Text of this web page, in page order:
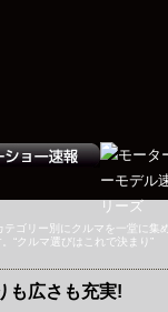
ゴリー別にクルマを一堂に集
“クルマ選びはこれで決まり”
も広さも充実!